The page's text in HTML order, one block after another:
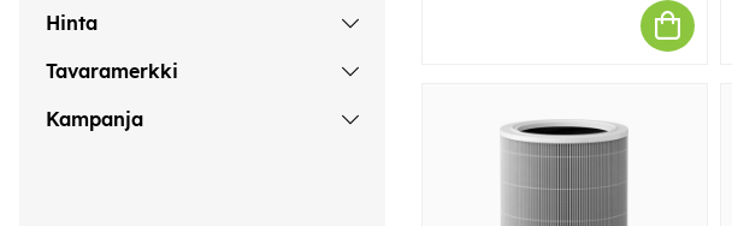
Hinta
Tavaramerkki
Kampanja